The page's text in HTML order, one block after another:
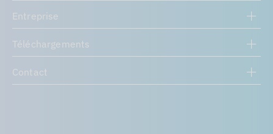
Entreprise
Téléchargements
Contact